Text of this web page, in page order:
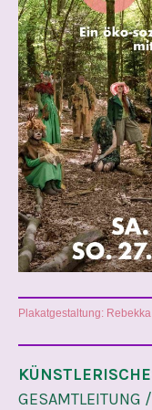
Plakatgestaltung:
GESAMTLEITUNG